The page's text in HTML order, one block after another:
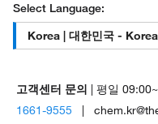
Select Language:
고객센터 문의
| 평일
1661-9555 |